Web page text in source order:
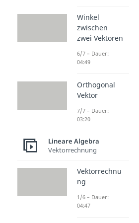
Winkel
zwischen
zwei Vektoren
6/7 – Dauer:
04:49
Orthogonal
Vektor
7/7 – Dauer:
03:20
Lineare Algebra
Vektorrechnung
Vektorrechnu
ng
1/6 – Dauer:
04:47